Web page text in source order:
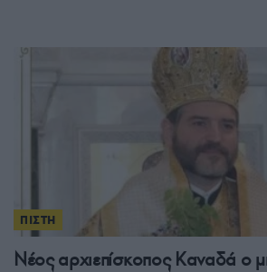
ΠΙΣΤΗ
Νέος αρχιεπίσκοπος Καναδά ο